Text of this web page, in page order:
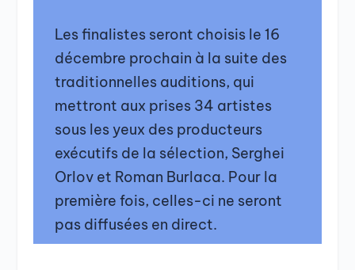
Les finalistes seront choisis le 16
décembre prochain à la suite des
traditionnelles auditions, qui
mettront aux prises 34 artistes
sous les yeux des producteurs
exécutifs de la sélection, Serghei
Orlov et Roman Burlaca. Pour la
première fois, celles-ci ne seront
pas diffusées en direct.